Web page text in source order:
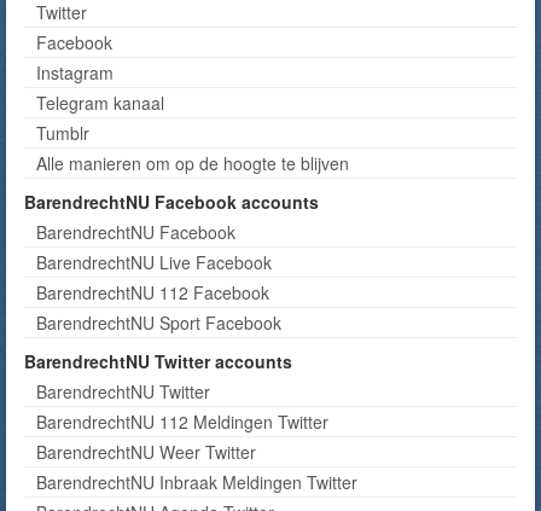
Twitter
Facebook
Instagram
Telegram kanaal
Tumblr
Alle manieren om op de hoogte te blijven
BarendrechtNU Facebook accounts
BarendrechtNU Facebook
BarendrechtNU Live Facebook
BarendrechtNU 112 Facebook
BarendrechtNU Sport Facebook
BarendrechtNU Twitter accounts
BarendrechtNU Twitter
BarendrechtNU 112 Meldingen Twitter
BarendrechtNU Weer Twitter
BarendrechtNU Inbraak Meldingen Twitter